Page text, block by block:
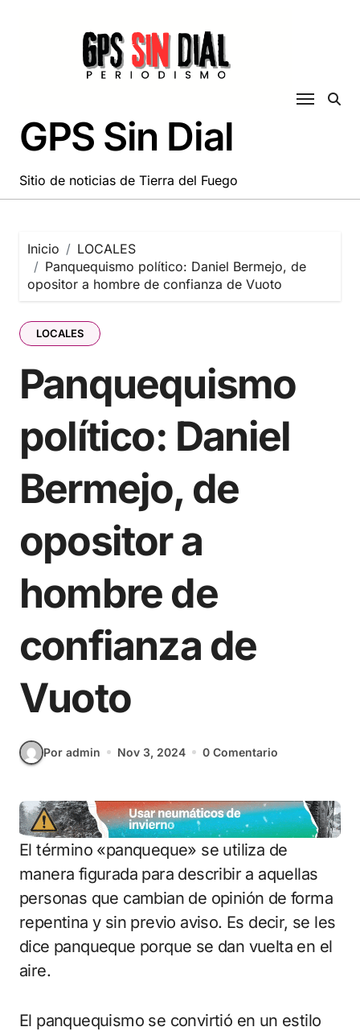
GPS Sin Dial
Sitio de noticias de Tierra del Fuego
Inicio
LOCALES
Panquequismo político: Daniel Bermejo, de
opositor a hombre de confianza de Vuoto
LOCALES
Panquequismo
político: Daniel
Bermejo, de
opositor a
hombre de
confianza de
Vuoto
Por admin Nov 3, 2024 0 Comentario
El término «panqueque» se utiliza de
manera figurada para describir a aquellas
personas que cambian de opinión de forma
repentina y sin previo aviso. Es decir, se les
dice panqueque porque se dan vuelta en el
aire.
El panquequismo se convirtió en un estilo